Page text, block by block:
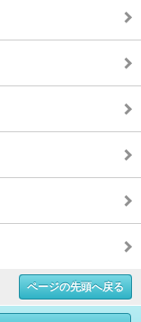
ページの先頭へ戻る